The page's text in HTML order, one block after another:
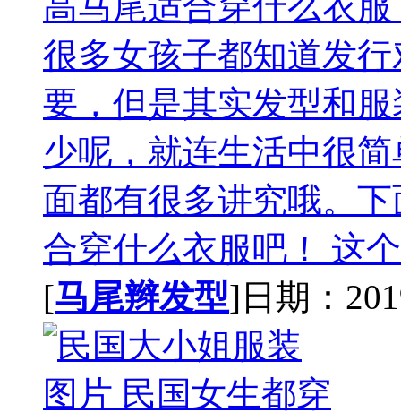
很多女孩子都知道发
要，但是其实发型和
少呢，就连生活中很
面都有很多讲究哦。
合穿什么衣服吧！ 这
[马尾辫发型]日期：